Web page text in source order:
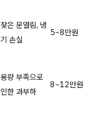
잦은 문열림, 냉
기 손실
5~8만원
용량 부족으로
인한 과부하
8~12만원